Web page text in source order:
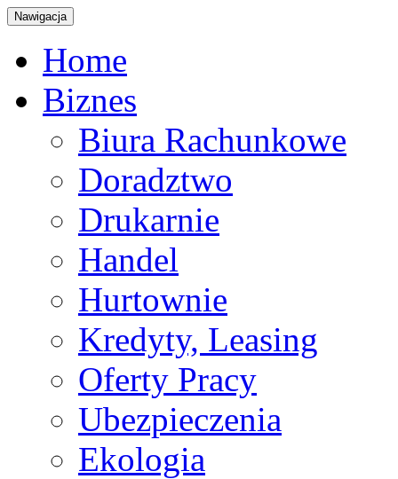
Nawigacja
Home
Biznes
Biura Rachunkowe
Doradztwo
Drukarnie
Handel
Hurtownie
Kredyty, Leasing
Oferty Pracy
Ubezpieczenia
Ekologia